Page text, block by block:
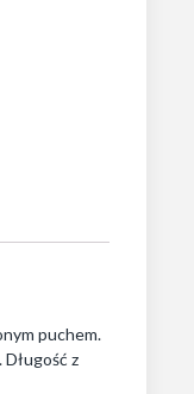
puchem.
z